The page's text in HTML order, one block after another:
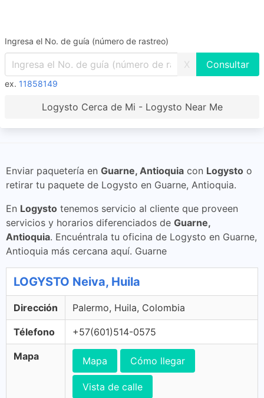
Ingresa el No. de guía (número de rastreo)
X
ex. 11858149
Logysto Cerca de Mi - Logysto Near Me
Enviar paquetería en Guarne, Antioquia con Logysto o
retirar tu paquete de Logysto en Guarne, Antioquia.
En Logysto tenemos servicio al cliente que proveen
servicios y horarios diferenciados de Guarne,
Antioquia. Encuéntrala tu oficina de Logysto en Guarne,
Antioquia más cercana aquí. Guarne
LOGYSTO Neiva, Huila
Dirección Palermo, Huila, Colombia
Télefono +57(601)514-0575
Mapa Mapa Cómo llegar
Vista de calle